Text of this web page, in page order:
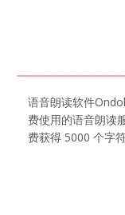
语音朗读软件
费使用的语音朗读
费获得 5000 个字